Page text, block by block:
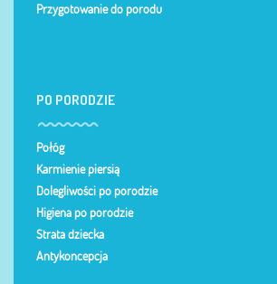
Przygotowanie do porodu
PO PORODZIE
Połóg
Karmienie piersią
Dolegliwości po porodzie
Higiena po porodzie
Strata dziecka
Antykoncepcja